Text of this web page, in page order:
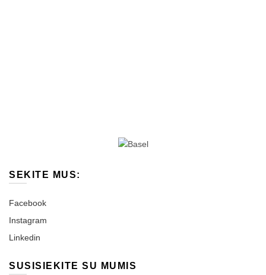
SEKITE MUS:
Facebook
Instagram
Linkedin
SUSISIEKITE SU MUMIS